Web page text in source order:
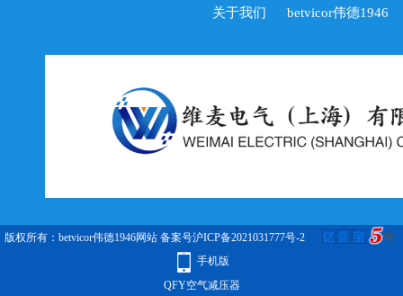
关于我们 betvicor伟德1946
版权所有：betvicor伟德1946网站 备案号沪ICP备2021031777号-2
手机版
QFY空气减压器